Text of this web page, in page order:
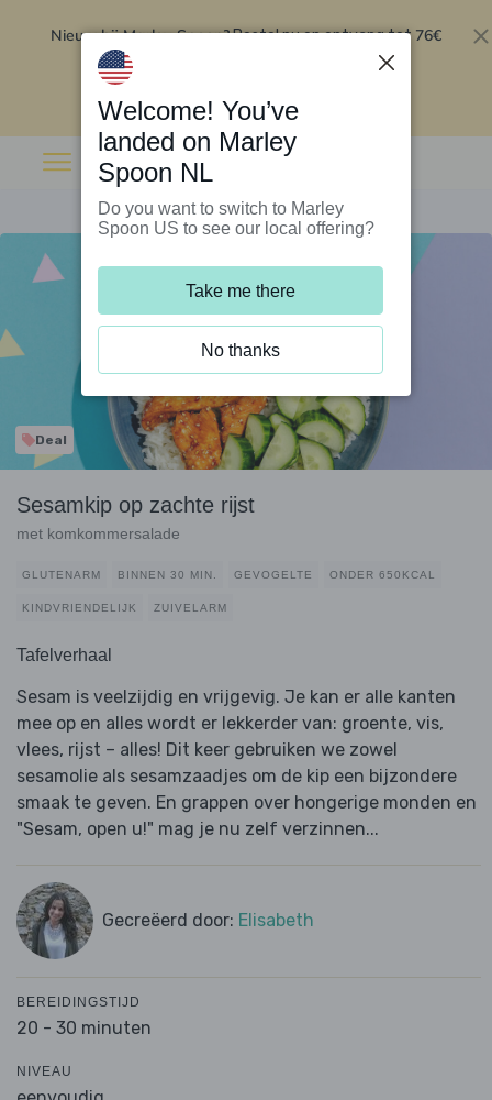
Nieuw bij Marley Spoon?Bestel nu en ontvang tot 76€
Deal
Sesamkip op zachte rijst
met komkommersalade
GLUTENARM BINNEN 30 MIN. GEVOGELTE ONDER 650KCAL
KINDVRIENDELIJK ZUIVELARM
Tafelverhaal
Sesam is veelzijdig en vrijgevig. Je kan er alle kanten
mee op en alles wordt er lekkerder van: groente, vis,
vlees, rijst – alles! Dit keer gebruiken we zowel
sesamolie als sesamzaadjes om de kip een bijzondere
smaak te geven. En grappen over hongerige monden en
"Sesam, open u!" mag je nu zelf verzinnen...
Gecreëerd door: Elisabeth
BEREIDINGSTIJD
20 - 30 minuten
NIVEAU
Welcome! You’ve
landed on Marley
Spoon NL
Do you want to switch to Marley
Spoon US to see our local offering?
Take me there
No thanks